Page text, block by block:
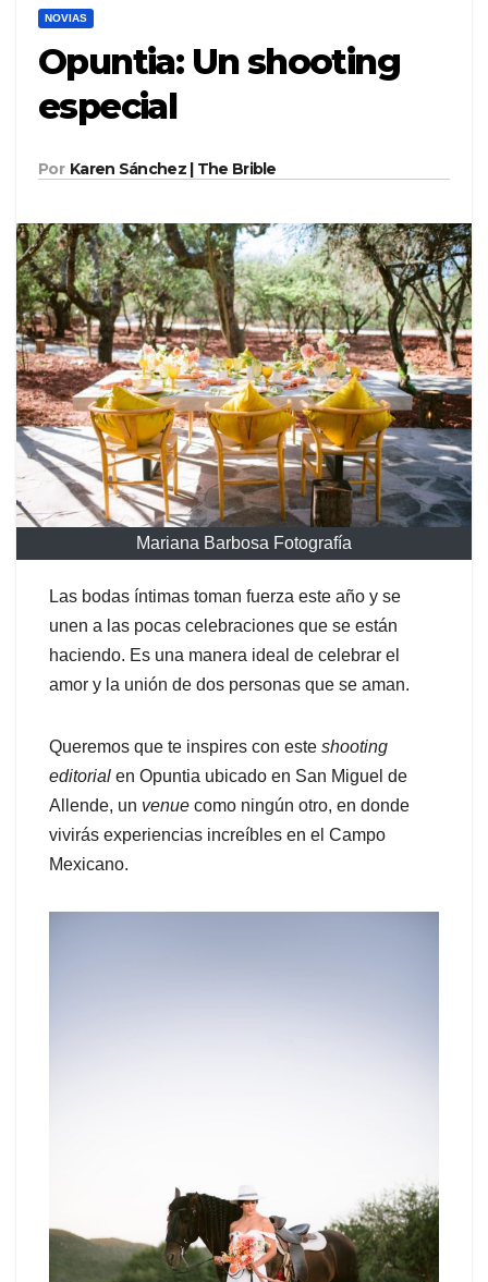
NOVIAS
Opuntia: Un shooting
especial
Por Karen Sánchez | The Brible
Mariana Barbosa Fotografía
Las bodas íntimas toman fuerza este año y se
unen a las pocas celebraciones que se están
haciendo. Es una manera ideal de celebrar el
amor y la unión de dos personas que se aman.
Queremos que te inspires con este shooting
editorial en Opuntia ubicado en San Miguel de
Allende, un venue como ningún otro, en donde
vivirás experiencias increíbles en el Campo
Mexicano.